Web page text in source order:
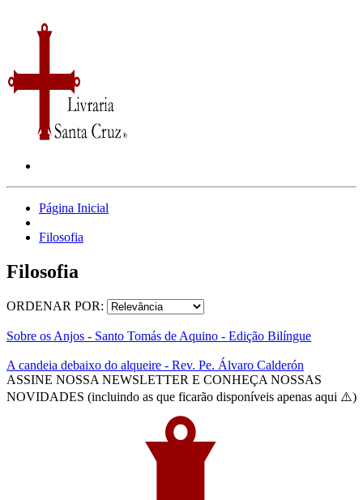
Página Inicial
Filosofia
Filosofia
ORDENAR POR:
Sobre os Anjos - Santo Tomás de Aquino - Edição Bilíngue
A candeia debaixo do alqueire - Rev. Pe. Álvaro Calderón
ASSINE NOSSA NEWSLETTER E CONHEÇA NOSSAS
NOVIDADES (incluindo as que ficarão disponíveis apenas aqui ⚠️)